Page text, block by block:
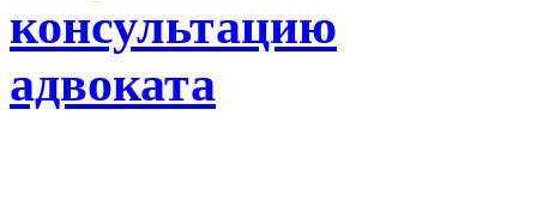
консультацию
адвоката